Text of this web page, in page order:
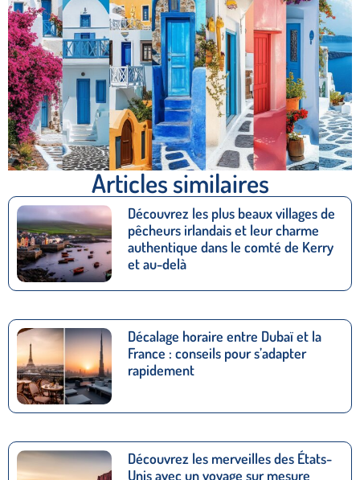
Articles similaires
Découvrez les plus beaux villages de
pêcheurs irlandais et leur charme
authentique dans le comté de Kerry
et au-delà
Décalage horaire entre Dubaï et la
France : conseils pour s’adapter
rapidement
Découvrez les merveilles des États-
Unis avec un voyage sur mesure